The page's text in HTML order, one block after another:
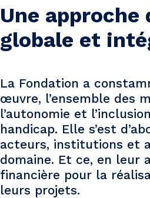
Une approche
globale et
La Fondation a
œuvre, l’ensemble des
l’autonomie et
handicap. Elle s’est
acteurs, institutions et
domaine. Et ce, en leur
financière pour la
leurs projets.